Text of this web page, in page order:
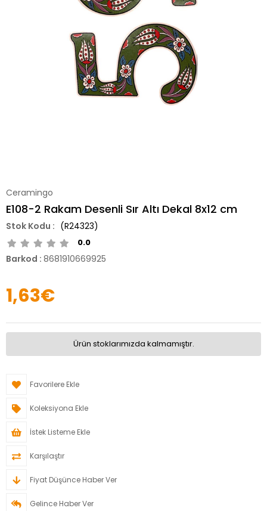
Ceramingo
E108-2 Rakam Desenli Sır Altı Dekal 8x12 cm
(R24323)
0.0
Barkod : 8681910669925
1,63€
Ürün stoklarımızda kalmamıştır.
Favorilere Ekle
Koleksiyona Ekle
İstek Listeme Ekle
Karşılaştır
Fiyat Düşünce Haber Ver
Gelince Haber Ver